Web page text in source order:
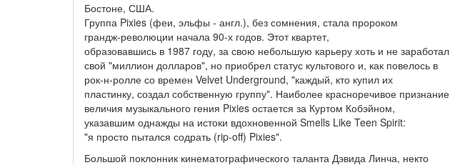
Бостоне, США.
Группа Pixies (феи, эльфы - англ.), без сомнения, стала пророком
грандж-революции начала 90-х годов. Этот квартет,
образовавшись в 1987 году, за свою небольшую карьеру хоть и не заработал
свой "миллион долларов", но приобрел статус культового и, как повелось в
рок-н-ролле со времен Velvet Underground, "каждый, кто купил их
пластинку, создал собственную группу". Наиболее красноречивое признание
величия музыкального гения Pixies остается за Куртом Кобэйном,
указавшим однажды на истоки вдохновенной Smells Like Teen Spirit:
"я просто пытался содрать (rip-off) Pixies".
Большой поклонник кинематографического таланта Дэвида Линча, некто